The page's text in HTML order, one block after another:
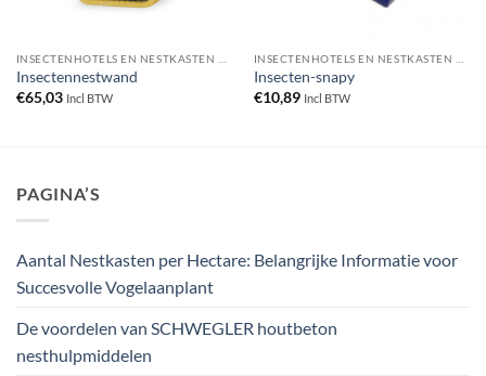
Insectennestwand
€65,03 Incl BTW
Insecten-snapy
€10,89 Incl BTW
PAGINA’S
Aantal Nestkasten per Hectare: Belangrijke Informatie voor
Succesvolle Vogelaanplant
De voordelen van SCHWEGLER houtbeton
nesthulpmiddelen